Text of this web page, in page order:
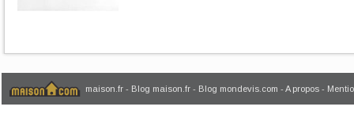
maison.fr - Blog maison.fr - Blog mondevis.com - A propos -